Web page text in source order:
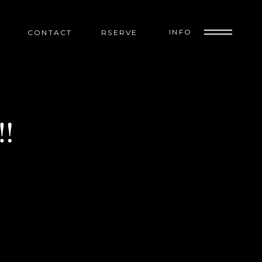
CONTACT RSERVE INFO